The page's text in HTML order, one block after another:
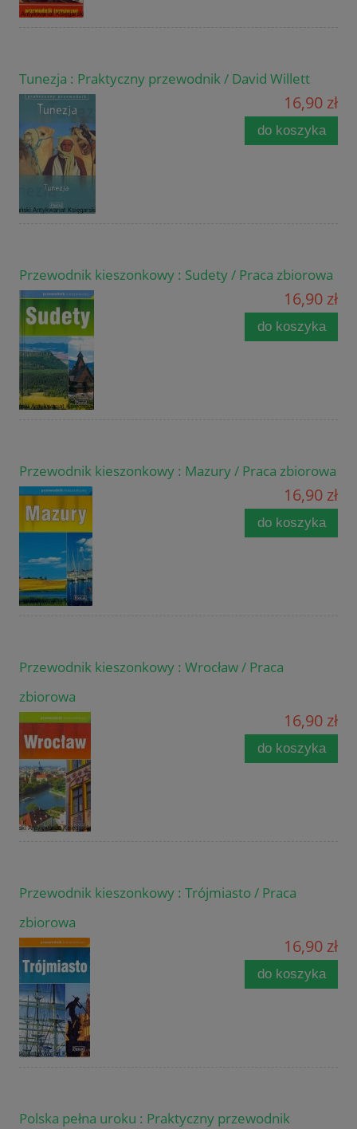
Tunezja : Praktyczny przewodnik / David Willett
16,90 zł
do koszyka
Przewodnik kieszonkowy : Sudety / Praca zbiorowa
16,90 zł
do koszyka
Przewodnik kieszonkowy : Mazury / Praca zbiorowa
16,90 zł
do koszyka
Przewodnik kieszonkowy : Wrocław / Praca
zbiorowa
16,90 zł
do koszyka
Przewodnik kieszonkowy : Trójmiasto / Praca
zbiorowa
16,90 zł
do koszyka
Polska pełna uroku : Praktyczny przewodnik